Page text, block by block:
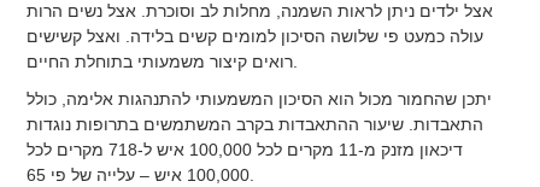
אצל ילדים ניתן לראות השמנה, מחלות לב וסוכרת. אצל נשים הרות
עולה כמעט פי שלושה הסיכון למומים קשים בלידה. ואצל קשישים
רואים קיצור משמעותי בתוחלת החיים.
יתכן שהחמור מכול הוא הסיכון המשמעותי להתנהגות אלימה, כולל
התאבדות. שיעור ההתאבדות בקרב המשתמשים בתרופות נוגדות
דיכאון מזנק מ-11 מקרים לכל 100,000 איש ל-718 מקרים לכל
100,000 איש – עלייה של פי 65.